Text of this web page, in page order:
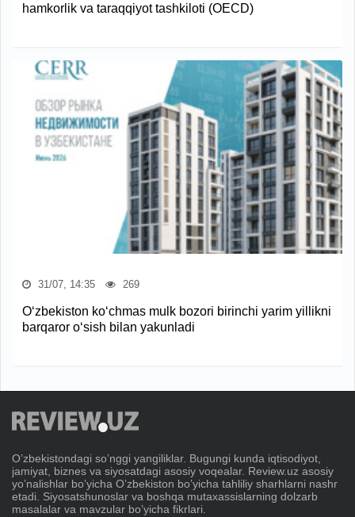
hamkorlik va taraqqiyot tashkiloti (OECD)
31/07, 14:35 269
O‘zbekiston ko‘chmas mulk bozori birinchi yarim yillikni
barqaror o‘sish bilan yakunladi
Oʼzbekistondagi soʼnggi yangiliklar. Bugungi kunda iqtisodiyot,
jamiyat, biznes va siyosatdagi asosiy voqealar. Review.uz asosiy
yoʼnalishlar boʼyicha Oʼzbekiston boʼyicha tahliliy sharhlarni nashr
etadi. Siyosatshunoslar va boshqa mutaxassislarning dolzarb
masalalar va mavzular boʼyicha fikrlari.